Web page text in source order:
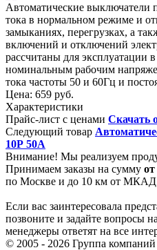
Автоматические выключатели
тока в нормальном режиме и
замыканиях, перегрузках, а
включений и отключений
рассчитаны для эксплуатации
номинальным рабочим
тока частоты 50 и 60Гц и
Цена: 659 руб.
Характеристики
Прайс-лист с ценами Скачать
Следующий товар
10Р 50А
Внимание! Мы реализуем
Принимаем заказы на сумму от
по Москве и до 10 км от МКАД
Если вас заинтересовала
позвоните и задайте вопросы
менеджеры ответят на все
© 2005 - 2026 Группа